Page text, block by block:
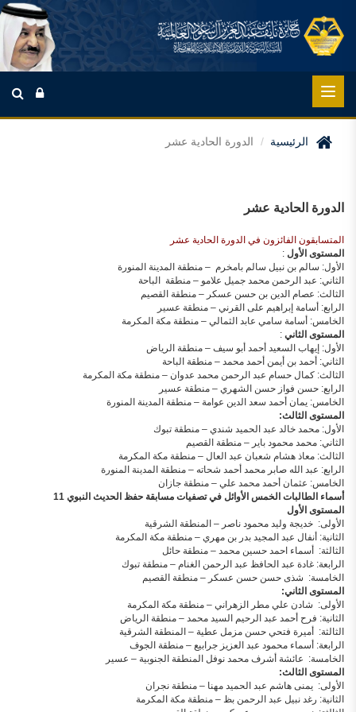
الرئيسية الدورة الحادية عشر
الدورة الحادية عشر
المتسابقون الفائزون في الدورة الحادية عشر
المستوى الأول :
الأول: سالم بن نبيل سالم بامخرم – منطقة المدينة المنورة
الثاني: عبد الرحمن محمد جميل علامو – منطقة الباحة
الثالث: عصام الدين بن حسن عسكر – منطقة القصيم
الرابع: أسامة إبراهيم على القرني – منطقة عسير
الخامس: أسامة سامي عابد الثمالي – منطقة مكة المكرمة
المستوى الثاني :
الأول: إيهاب السعيد أحمد أبو سيف – منطقة الرياض
الثاني: أحمد بن أيمن أحمد محمد – منطقة الباحة
الثالث: كمال حسام عبد الرحمن محمد عدوان – منطقة مكة المكرمة
الرابع: حسن فواز حسن الشهري – منطقة عسير
الخامس: يمان أحمد سعد الدين عوامة – منطقة المدينة المنورة
المستوى الثالث:
الأول: محمد خالد عبد الحميد شندي – منطقة تبوك
الثاني: محمد محمود باير – منطقة القصيم
الثالث: معاذ هشام شعبان عبد العال – منطقة مكة المكرمة
الرابع: عبد الله صابر محمد أحمد شحاته – منطقة المدينة المنورة
الخامس: عثمان أحمد محمد علي – منطقة جازان
أسماء الطالبات الخمس الأوائل في تصفيات مسابقة حفظ الحديث النبوي 11
المستوى الأول
الأولى: خديجة وليد محمود ناصر – المنطقة الشرقية
الثانية: أنفال عبد المجيد بدر بن مهري – منطقة مكة المكرمة
الثالثة: أسماء احمد حسين محمد – منطقة حائل
الرابعة: غادة عبد الحافظ عبد الرحمن الغنام – منطقة تبوك
الخامسة: شذى حسن حسن عسكر – منطقة القصيم
المستوى الثاني:
الأولى: شادن علي مطر الزهراني – منطقة مكة المكرمة
الثانية: فرح أحمد عبد الرحيم السيد محمد – منطقة الرياض
الثالثة: أميرة فتحي حسن مزمل عطية – المنطقة الشرقية
الرابعة: أسماء محمود عبد العزيز جرابيع – منطقة الجوف
الخامسة: عائشة أشرف محمد نوفل المنطقة الجنوبية – عسير
المستوى الثالث:
الأولى: يمنى هاشم عبد الحميد مهنا – منطقة نجران
الثانية: رغد نبيل عبد الرحمن بظ – منطقة مكة المكرمة